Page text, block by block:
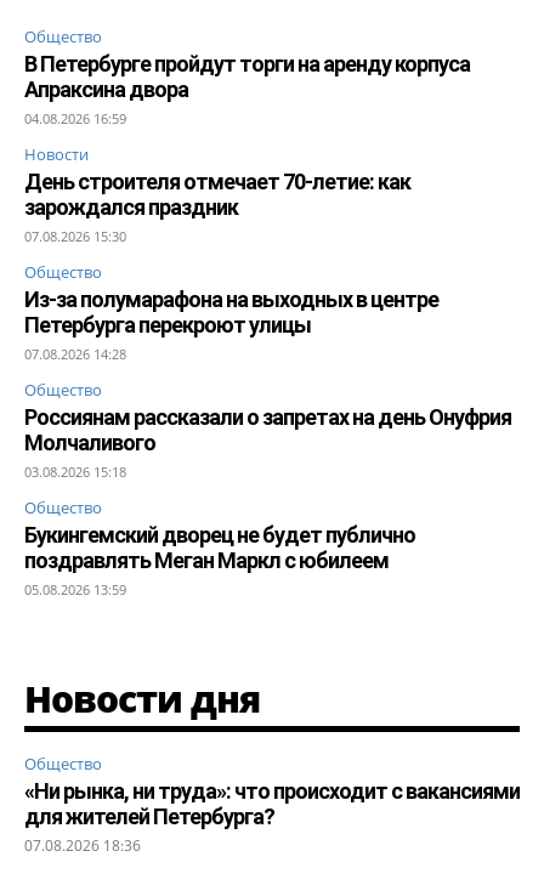
Общество
В Петербурге пройдут торги на аренду корпуса
Апраксина двора
04.08.2026 16:59
Новости
День строителя отмечает 70-летие: как
зарождался праздник
07.08.2026 15:30
Общество
Из-за полумарафона на выходных в центре
Петербурга перекроют улицы
07.08.2026 14:28
Общество
Россиянам рассказали о запретах на день Онуфрия
Молчаливого
03.08.2026 15:18
Общество
Букингемский дворец не будет публично
поздравлять Меган Маркл с юбилеем
05.08.2026 13:59
Новости дня
Общество
«Ни рынка, ни труда»: что происходит с вакансиями
для жителей Петербурга?
07.08.2026 18:36